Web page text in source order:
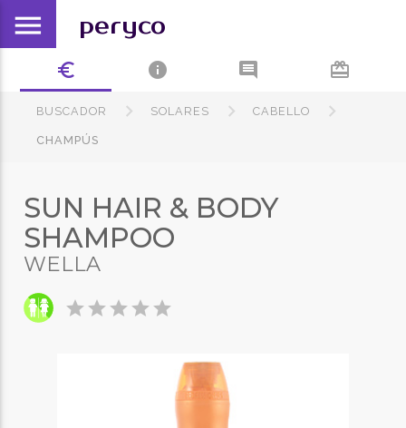
menu peryco
euro_symbol info comment card_giftcard
BUSCADOR SOLARES CABELLO
CHAMPÚS
SUN HAIR & BODY
SHAMPOO
WELLA
starstarstarstarstar